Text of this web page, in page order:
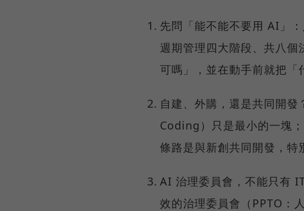
先問「能不能不要用 AI」
週期管理四大階段、共八
可嗎」，並在動手前就把「
自建、外購，還是共同開
Coding）只是最小的一塊
條路是與新創共同開發，特
AI 治理委員會，不能只有
效的治理委員會（PPTO：